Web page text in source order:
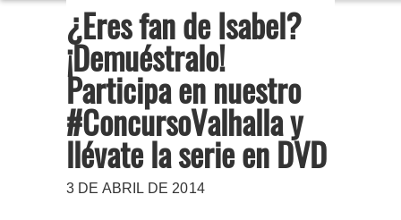
¿Eres fan de Isabel?
¡Demuéstralo!
Participa en nuestro
#ConcursoValhalla y
llévate la serie en DVD
3 DE ABRIL DE 2014